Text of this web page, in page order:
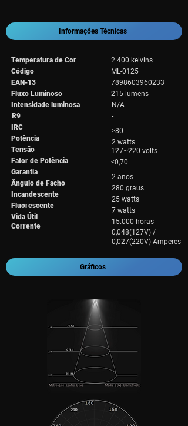
Informações Técnicas
Gráficos
Temperatura de Cor
Código
EAN-13
Fluxo Luminoso
Intensidade luminosa
R9
IRC
Potência
Tensão
Fator de Potência
Garantia
Ângulo de Facho
Incandescente
Fluorescente
Vida Útil
Corrente
>80
2 watts
2 anos
280 graus
25 watts
7 watts
15.000 horas
0,048(127V) /
0,027(220V) Amperes
2.400 kelvins
ML-0125
7898603960233
215 lumens
N/A
-
127~220 volts
<0,70